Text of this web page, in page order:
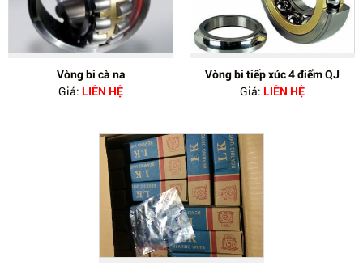
Vòng bi cà na
Giá: LIÊN HỆ
Vòng bi tiếp xúc 4 điểm QJ
Giá: LIÊN HỆ